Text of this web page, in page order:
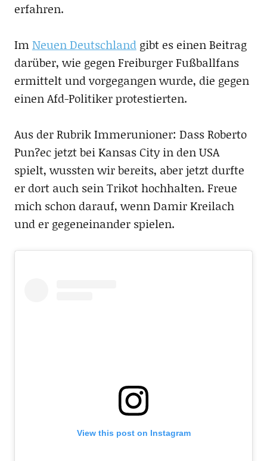
erfahren.
ImNeuen Deutschlandgibt es einen Beitrag
darüber, wie gegen Freiburger Fußballfans
ermittelt und vorgegangen wurde, die gegen
einen Afd-Politiker protestierten.
Aus der Rubrik Immerunioner: Dass Roberto
Pun?ec jetzt bei Kansas City in den USA
spielt, wussten wir bereits, aber jetzt durfte
er dort auch sein Trikot hochhalten. Freue
mich schon darauf, wenn Damir Kreilach
und er gegeneinander spielen.
View this post on Instagram